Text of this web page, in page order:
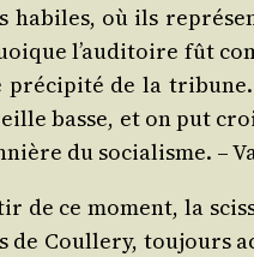
habiles, où ils
l’au­di­toire fût
de la tri­bune.
basse, et on put
du socia­lisme. –
de ce moment, la
de Coul­le­ry, tou­jours